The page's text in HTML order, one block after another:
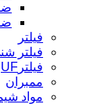
فیلتر
فیلتر
فیلترUF
ممبران
مواد